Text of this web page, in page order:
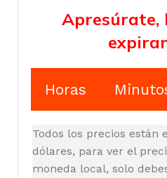
Apresúrate,
Horas
Todos los precios están
dólares, para ver el
moneda local, solo